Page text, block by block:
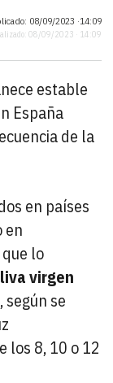
08/09/2023 ·14:09
08/09/2023 · 14:09
estable
España
de la
en países
en
lo
virgen
, según se
los 8, 10 o 12